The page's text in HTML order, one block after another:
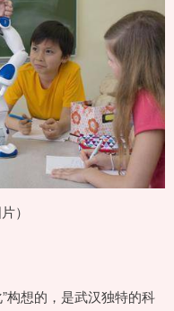
）
构想的，是武汉独特的科